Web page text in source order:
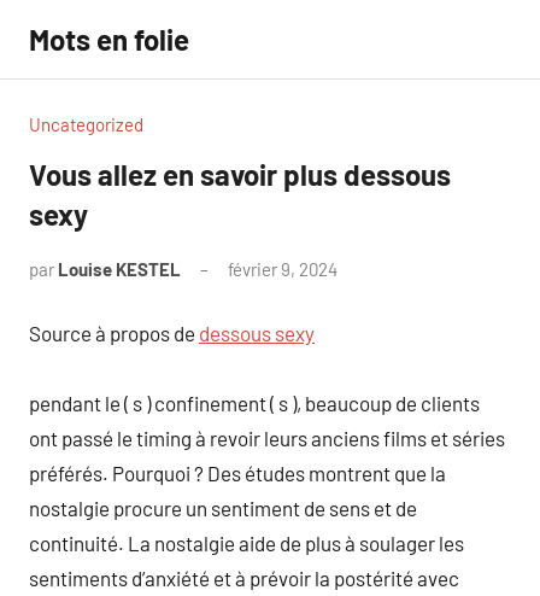
contenu
Mots en folie
Uncategorized
Vous allez en savoir plus dessous
sexy
par Louise KESTEL février 9, 2024
Source à propos de dessous sexy
pendant le ( s ) confinement ( s ), beaucoup de clients
ont passé le timing à revoir leurs anciens films et séries
préférés. Pourquoi ? Des études montrent que la
nostalgie procure un sentiment de sens et de
continuité. La nostalgie aide de plus à soulager les
sentiments d’anxiété et à prévoir la postérité avec